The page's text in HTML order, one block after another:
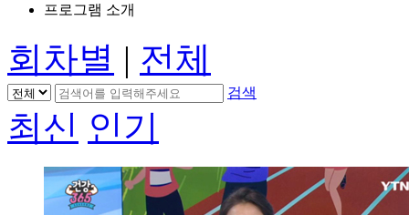
프로그램 소개
회차별 | 전체
검색
최신 인기